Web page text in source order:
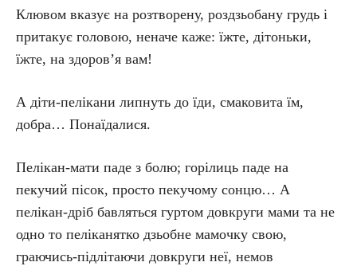
Клювом вказує на розтворену, роздзьобану грудь і
притакує головою, неначе каже: їжте, дітоньки,
їжте, на здоров’я вам!
А діти-пелікани липнуть до їди, смаковита їм,
добра… Понаїдалися.
Пелікан-мати паде з болю; горілиць паде на
пекучий пісок, просто пекучому сонцю… А
пелікан-дріб бавляться гуртом довкруги мами та не
одно то пеліканятко дзьобне мамочку свою,
граючись-підлітаючи довкруги неї, немов